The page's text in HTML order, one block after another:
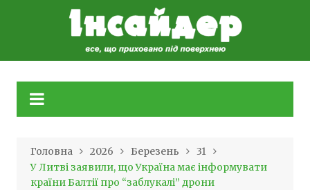
Головна 2026 Березень
31
У Литві заявили, що Україна має інформувати
країни Балтії про “заблукалі” дрони